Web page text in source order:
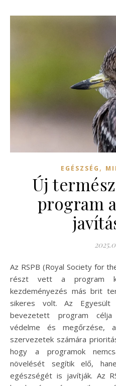
EGÉSZSÉG ,
Új
program
Az RSPB (Royal Society for the Protection of Birds), amely
részt vett a program
kezdeményezés más brit
sikeres volt. Az Egyesült
bevezetett program
védelme és megőrzése,
szervezetek számára
hogy a programok
növelését segítik elő,
egészségét is javítják. Az